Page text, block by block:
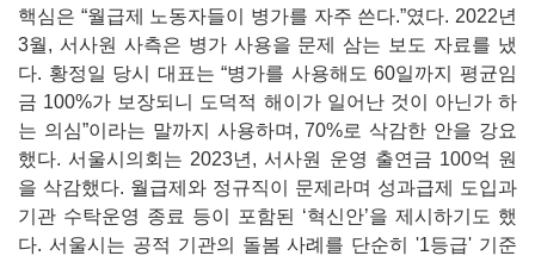
핵심은 “월급제 노동자들이 병가를 자주 쓴다.”였다. 2022년
3월, 서사원 사측은 병가 사용을 문제 삼는 보도 자료를 냈
다. 황정일 당시 대표는 “병가를 사용해도 60일까지 평균임
금 100%가 보장되니 도덕적 해이가 일어난 것이 아닌가 하
는 의심”이라는 말까지 사용하며, 70%로 삭감한 안을 강요
했다. 서울시의회는 2023년, 서사원 운영 출연금 100억 원
을 삭감했다. 월급제와 정규직이 문제라며 성과급제 도입과
기관 수탁운영 종료 등이 포함된 ‘혁신안’을 제시하기도 했
다. 서울시는 공적 기관의 돌봄 사례를 단순히 '1등급' 기준